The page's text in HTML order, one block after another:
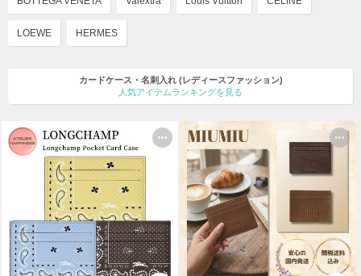
LOEWE HERMES
カードケース・名刺入れ (レディースファッション)
人気アイテムランキングを見る